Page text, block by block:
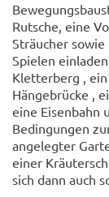
Rutsche, eine
Sträucher
Spielen
Kletterberg ,
Hängebrücke ,
eine Eisenbahn
Bedingungen
angelegter
einer
sich dann auch